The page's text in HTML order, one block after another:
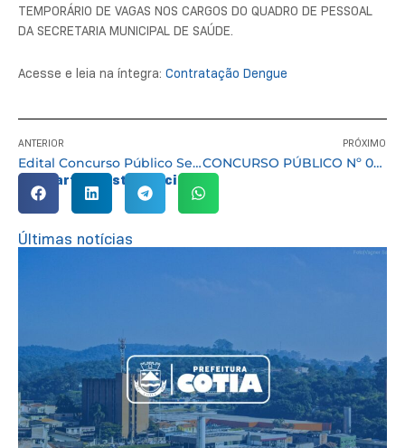
TEMPORÁRIO DE VAGAS NOS CARGOS DO QUADRO DE PESSOAL
DA SECRETARIA MUNICIPAL DE SAÚDE.
Acesse e leia na íntegra: Contratação Dengue
ANTERIOR
Edital Concurso Público Secretaria de Obras
PRÓXIMO
CONCURSO PÚBLICO Nº 03/2015 – EXTRATO DO EDITAL DE NOTAS E CLASSIFICAÇÃO
Compartilhe esta notícia:
Últimas notícias